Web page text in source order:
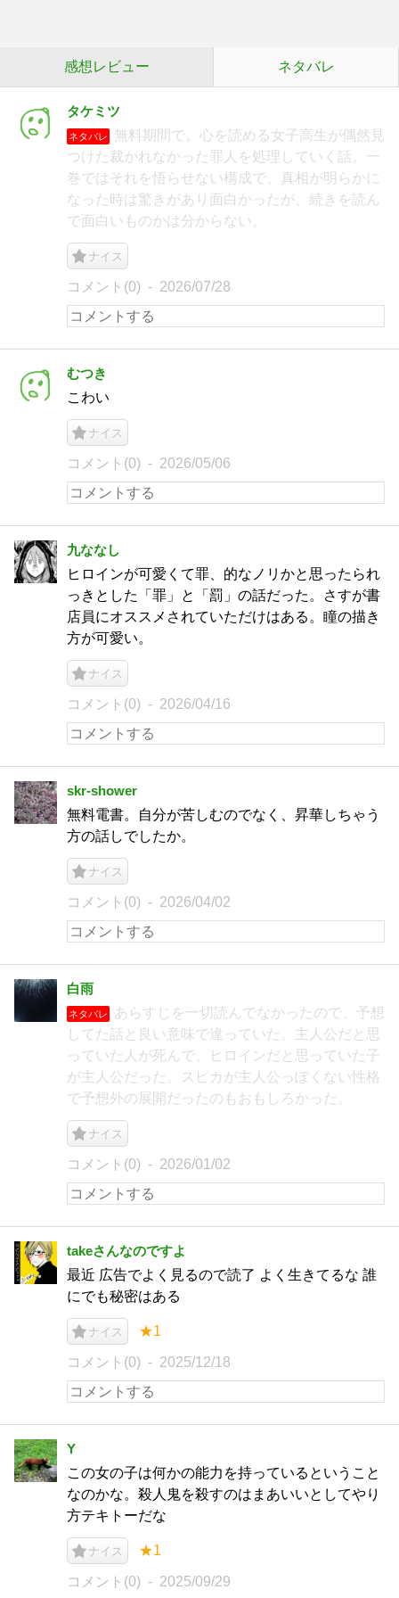
感想レビュー ネタバレ
タケミツ
ネタバレ
無料期間で。心を読める女子高生が偶然見
つけた裁かれなかった罪人を処理していく話。一
巻ではそれを悟らせない構成で、真相が明らかに
なった時は驚きがあり面白かったが、続きを読ん
で面白いものかは分からない。
ナイス
コメント(0) 2026/07/28
むつき
こわい
ナイス
コメント(0) 2026/05/06
九ななし
ヒロインが可愛くて罪、的なノリかと思ったられ
っきとした「罪」と「罰」の話だった。さすが書
店員にオススメされていただけはある。瞳の描き
方が可愛い。
ナイス
コメント(0) 2026/04/16
skr-shower
無料電書。自分が苦しむのでなく、昇華しちゃう
方の話しでしたか。
ナイス
コメント(0) 2026/04/02
白雨
ネタバレ
あらすじを一切読んでなかったので、予想
してた話と良い意味で違っていた。主人公だと思
っていた人が死んで、ヒロインだと思っていた子
が主人公だった。スピカが主人公っぽくない性格
で予想外の展開だったのもおもしろかった。
ナイス
コメント(0) 2026/01/02
takeさんなのですよ
最近 広告でよく見るので読了 よく生きてるな 誰
にでも秘密はある
ナイス ★1
コメント(0) 2025/12/18
Y
この女の子は何かの能力を持っているということ
なのかな。殺人鬼を殺すのはまあいいとしてやり
方テキトーだな
ナイス ★1
コメント(0) 2025/09/29